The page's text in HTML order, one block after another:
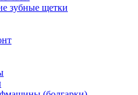
зубные щетки